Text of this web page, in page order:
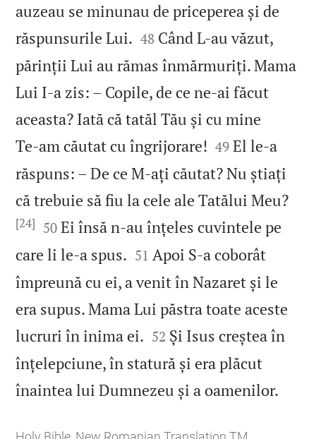
auzeau se minunau de priceperea și de
răspunsurile Lui. 

48 Când L‑au văzut,
părinții Lui au rămas înmărmuriți. Mama
Lui I‑a zis: – Copile, de ce ne‑ai făcut
aceasta? Iată că tatăl Tău și cu mine
Te‑am căutat cu îngrijorare! 

49 El le‑a
răspuns: – De ce M‑ați căutat? Nu știați
că trebuie să fiu la cele ale Tatălui Meu?
[24] 

50 Ei însă n‑au înțeles cuvintele pe
care li le‑a spus. 

51 Apoi S‑a coborât
împreună cu ei, a venit în Nazaret și le
era supus. Mama Lui păstra toate aceste
lucruri în inima ei. 

52 Și Isus creștea în
înțelepciune, în statură și era plăcut
înaintea lui Dumnezeu și a oamenilor.